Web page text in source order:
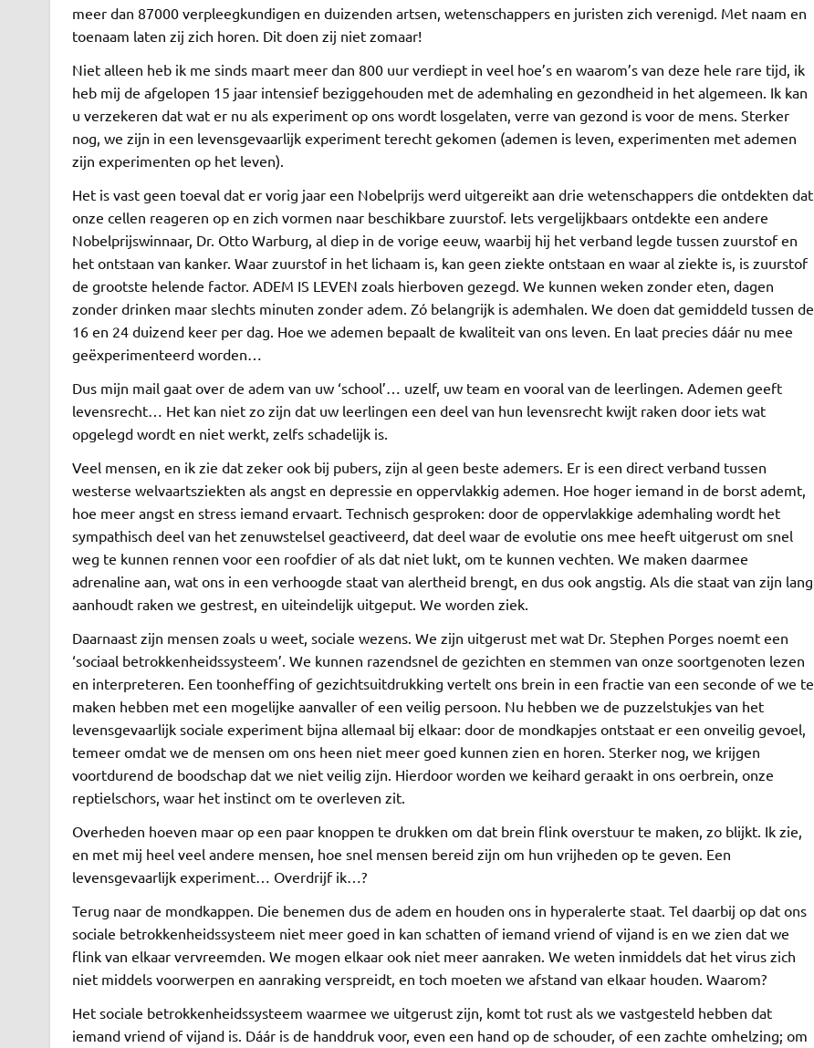
meer dan 87000 verpleegkundigen en duizenden artsen, wetenschappers en juristen zich verenigd. Met naam en
toenaam laten zij zich horen. Dit doen zij niet zomaar!
Niet alleen heb ik me sinds maart meer dan 800 uur verdiept in veel hoe’s en waarom’s van deze hele rare tijd, ik
heb mij de afgelopen 15 jaar intensief beziggehouden met de ademhaling en gezondheid in het algemeen. Ik kan
u verzekeren dat wat er nu als experiment op ons wordt losgelaten, verre van gezond is voor de mens. Sterker
nog, we zijn in een levensgevaarlijk experiment terecht gekomen (ademen is leven, experimenten met ademen
zijn experimenten op het leven).
Het is vast geen toeval dat er vorig jaar een Nobelprijs werd uitgereikt aan drie wetenschappers die ontdekten dat
onze cellen reageren op en zich vormen naar beschikbare zuurstof. Iets vergelijkbaars ontdekte een andere
Nobelprijswinnaar, Dr. Otto Warburg, al diep in de vorige eeuw, waarbij hij het verband legde tussen zuurstof en
het ontstaan van kanker. Waar zuurstof in het lichaam is, kan geen ziekte ontstaan en waar al ziekte is, is zuurstof
de grootste helende factor. ADEM IS LEVEN zoals hierboven gezegd. We kunnen weken zonder eten, dagen
zonder drinken maar slechts minuten zonder adem. Zó belangrijk is ademhalen. We doen dat gemiddeld tussen de
16 en 24 duizend keer per dag. Hoe we ademen bepaalt de kwaliteit van ons leven. En laat precies dáár nu mee
geëxperimenteerd worden…
Dus mijn mail gaat over de adem van uw ‘school’… uzelf, uw team en vooral van de leerlingen. Ademen geeft
levensrecht… Het kan niet zo zijn dat uw leerlingen een deel van hun levensrecht kwijt raken door iets wat
opgelegd wordt en niet werkt, zelfs schadelijk is.
Veel mensen, en ik zie dat zeker ook bij pubers, zijn al geen beste ademers. Er is een direct verband tussen
westerse welvaartsziekten als angst en depressie en oppervlakkig ademen. Hoe hoger iemand in de borst ademt,
hoe meer angst en stress iemand ervaart. Technisch gesproken: door de oppervlakkige ademhaling wordt het
sympathisch deel van het zenuwstelsel geactiveerd, dat deel waar de evolutie ons mee heeft uitgerust om snel
weg te kunnen rennen voor een roofdier of als dat niet lukt, om te kunnen vechten. We maken daarmee
adrenaline aan, wat ons in een verhoogde staat van alertheid brengt, en dus ook angstig. Als die staat van zijn lang
aanhoudt raken we gestrest, en uiteindelijk uitgeput. We worden ziek.
Daarnaast zijn mensen zoals u weet, sociale wezens. We zijn uitgerust met wat Dr. Stephen Porges noemt een
‘sociaal betrokkenheidssysteem’. We kunnen razendsnel de gezichten en stemmen van onze soortgenoten lezen
en interpreteren. Een toonheffing of gezichtsuitdrukking vertelt ons brein in een fractie van een seconde of we te
maken hebben met een mogelijke aanvaller of een veilig persoon. Nu hebben we de puzzelstukjes van het
levensgevaarlijk sociale experiment bijna allemaal bij elkaar: door de mondkapjes ontstaat er een onveilig gevoel,
temeer omdat we de mensen om ons heen niet meer goed kunnen zien en horen. Sterker nog, we krijgen
voortdurend de boodschap dat we niet veilig zijn. Hierdoor worden we keihard geraakt in ons oerbrein, onze
reptielschors, waar het instinct om te overleven zit.
Overheden hoeven maar op een paar knoppen te drukken om dat brein flink overstuur te maken, zo blijkt. Ik zie,
en met mij heel veel andere mensen, hoe snel mensen bereid zijn om hun vrijheden op te geven. Een
levensgevaarlijk experiment… Overdrijf ik…?
Terug naar de mondkappen. Die benemen dus de adem en houden ons in hyperalerte staat. Tel daarbij op dat ons
sociale betrokkenheidssysteem niet meer goed in kan schatten of iemand vriend of vijand is en we zien dat we
flink van elkaar vervreemden. We mogen elkaar ook niet meer aanraken. We weten inmiddels dat het virus zich
niet middels voorwerpen en aanraking verspreidt, en toch moeten we afstand van elkaar houden. Waarom?
Het sociale betrokkenheidssysteem waarmee we uitgerust zijn, komt tot rust als we vastgesteld hebben dat
iemand vriend of vijand is. Dáár is de handdruk voor, even een hand op de schouder, of een zachte omhelzing; om